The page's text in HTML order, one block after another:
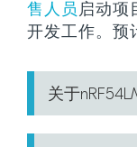
售人员启动项
开发工作。预
关于